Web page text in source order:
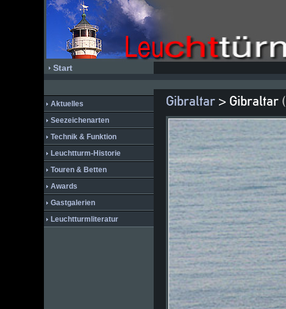
Start
Aktuelles
Seezeichenarten
Technik & Funktion
Leuchtturm-Historie
Touren & Betten
Awards
Gastgalerien
Leuchtturmliteratur
Gibraltar > Gibraltar